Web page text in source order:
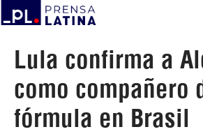
Lula confirma a
como compañero
fórmula en Brasil